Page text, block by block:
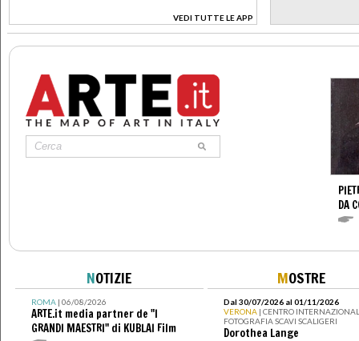
VEDI TUTTE LE APP
>
DA
NOTIZIE
ROMA| 06/08/2026
ARTE.it media partner de "I
GRANDI MAESTRI" di KUBLAI Film
MOSTRE
Dal 30/07/2026 al 01/11/2026
VERONA | CENTRO
FOTOGRAFIA SCAVI SCALIGERI
Dorothea Lange